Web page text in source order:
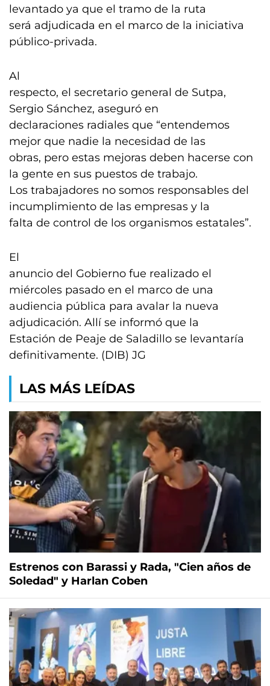
levantado ya que el tramo de la ruta
será adjudicada en el marco de la iniciativa
público-privada.
Al
respecto, el secretario general de Sutpa,
Sergio Sánchez, aseguró en
declaraciones radiales que “entendemos
mejor que nadie la necesidad de las
obras, pero estas mejoras deben hacerse con
la gente en sus puestos de trabajo.
Los trabajadores no somos responsables del
incumplimiento de las empresas y la
falta de control de los organismos estatales”.
El
anuncio del Gobierno fue realizado el
miércoles pasado en el marco de una
audiencia pública para avalar la nueva
adjudicación. Allí se informó que la
Estación de Peaje de Saladillo se levantaría
definitivamente. (DIB) JG
LAS MÁS LEÍDAS
Estrenos con Barassi y Rada, "Cien años de
Soledad" y Harlan Coben